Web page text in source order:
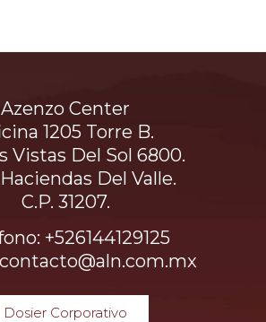
Azenzo Center
1205 Torre B.
Vistas Del Sol 6800.
Del Valle.
C.P. 31207.
+526144129125
Dosier Corporativo